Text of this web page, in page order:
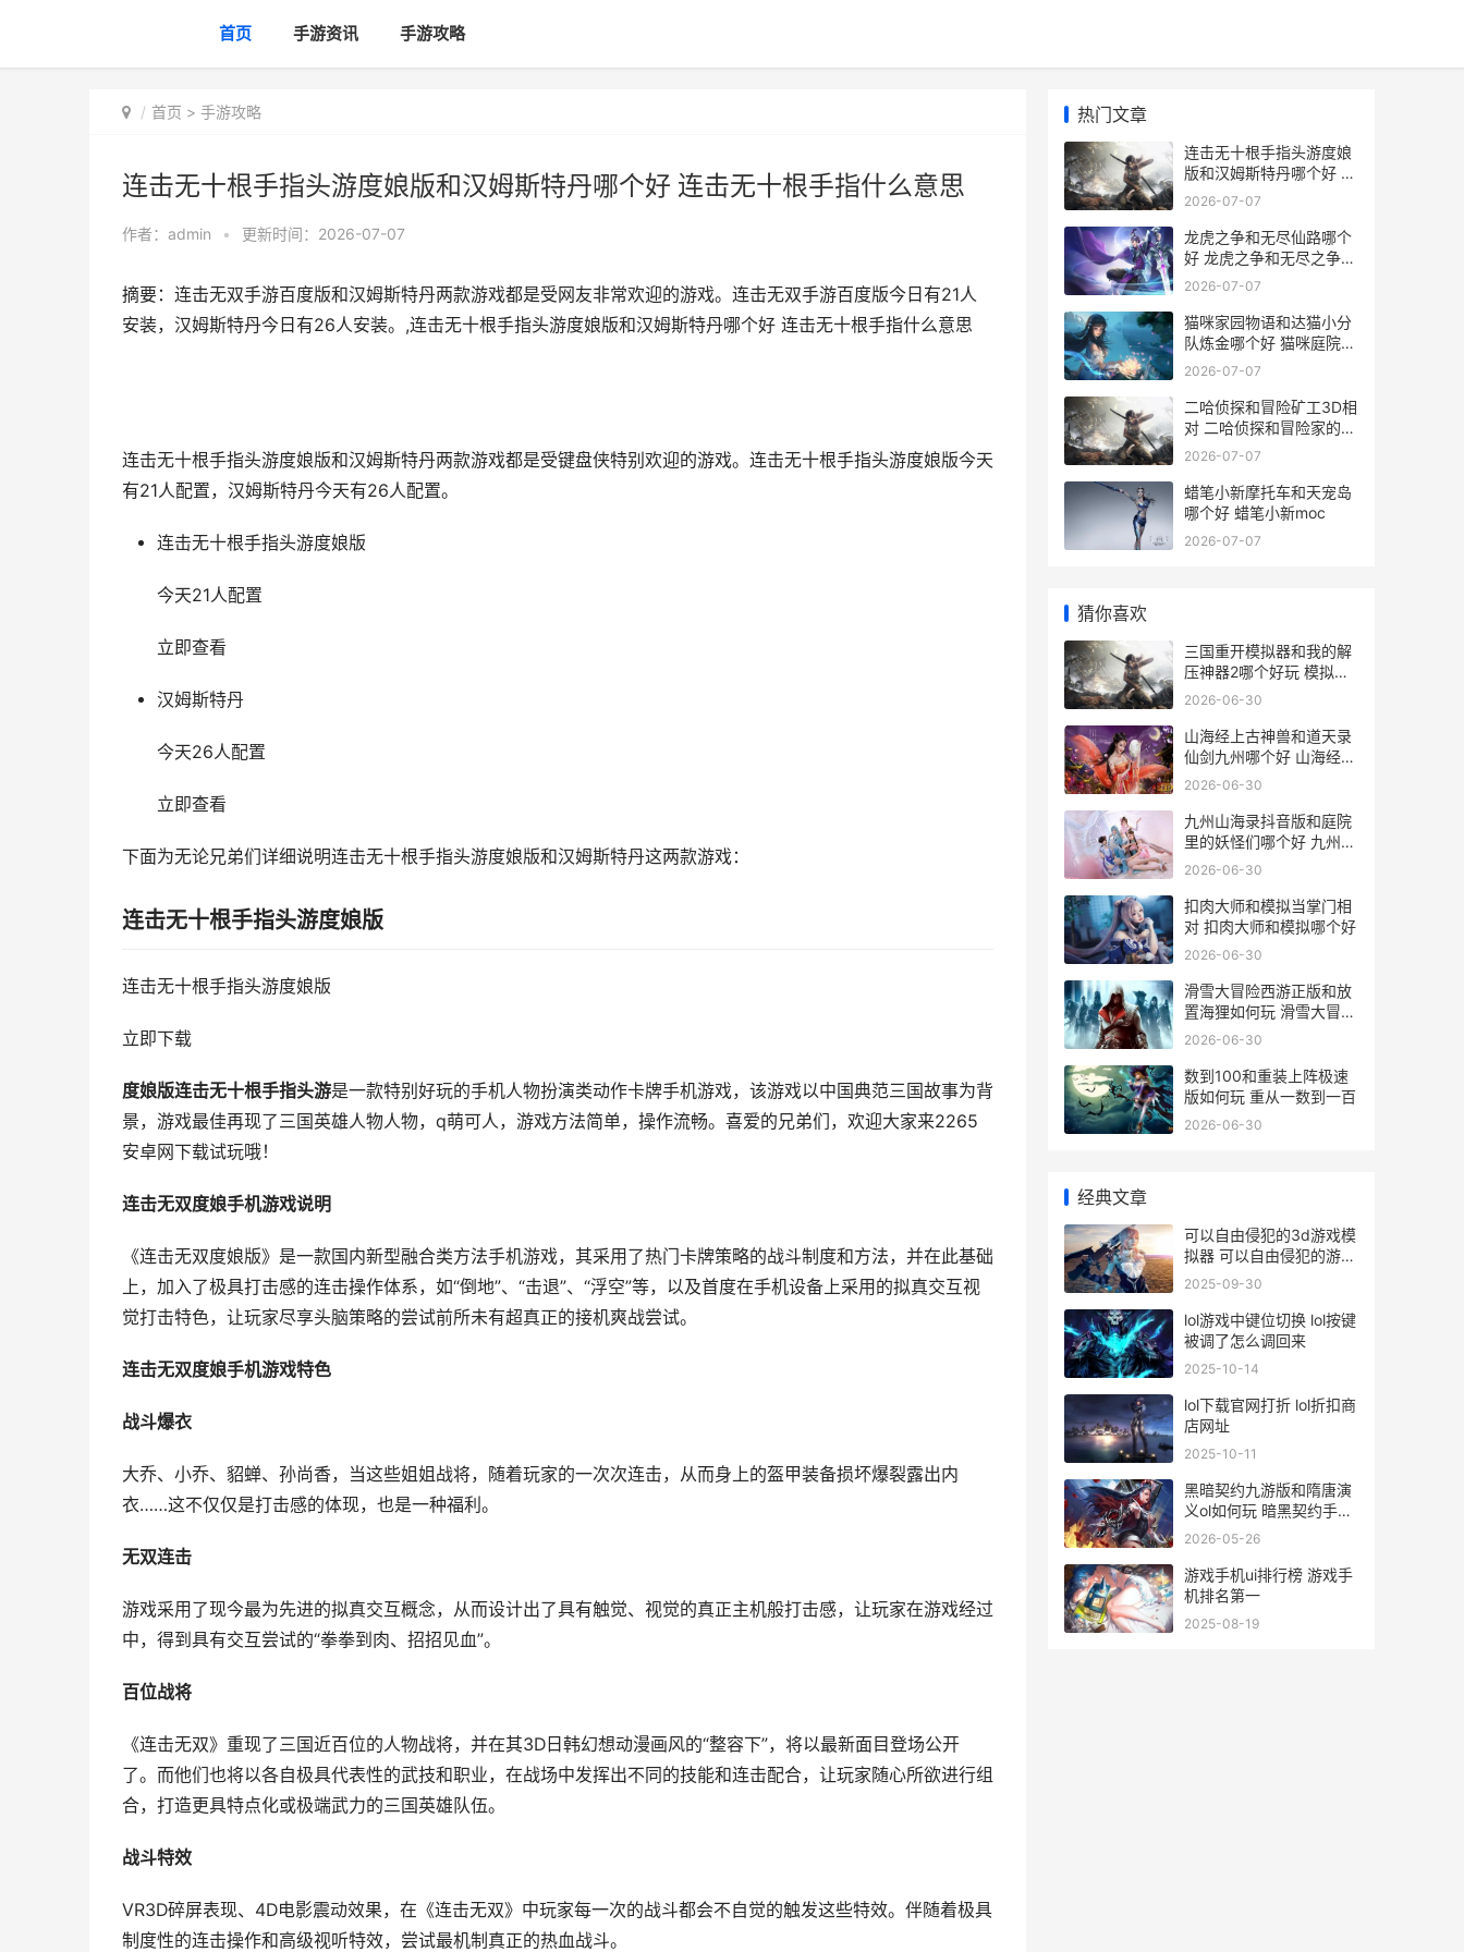
首页 手游资讯 手游攻略
首页 > 手游攻略
连击无十根手指头游度娘版和汉姆斯特丹哪个好 连击无十根手指什么意思
作者： admin • 更新时间：2026-07-07
摘要：连击无双手游百度版和汉姆斯特丹两款游戏都是受网友非常欢迎的游戏。连击无双手游百度版今日有21人
安装，汉姆斯特丹今日有26人安装。,连击无十根手指头游度娘版和汉姆斯特丹哪个好 连击无十根手指什么意思
连击无十根手指头游度娘版和汉姆斯特丹两款游戏都是受键盘侠特别欢迎的游戏。连击无十根手指头游度娘版今天
有21人配置，汉姆斯特丹今天有26人配置。
连击无十根手指头游度娘版
今天21人配置
立即查看
汉姆斯特丹
今天26人配置
立即查看
下面为无论兄弟们详细说明连击无十根手指头游度娘版和汉姆斯特丹这两款游戏：
连击无十根手指头游度娘版
连击无十根手指头游度娘版
立即下载
度娘版连击无十根手指头游是一款特别好玩的手机人物扮演类动作卡牌手机游戏，该游戏以中国典范三国故事为背
景，游戏最佳再现了三国英雄人物人物，q萌可人，游戏方法简单，操作流畅。喜爱的兄弟们，欢迎大家来2265
安卓网下载试玩哦！
连击无双度娘手机游戏说明
《连击无双度娘版》是一款国内新型融合类方法手机游戏，其采用了热门卡牌策略的战斗制度和方法，并在此基础
上，加入了极具打击感的连击操作体系，如“倒地”、“击退”、“浮空”等，以及首度在手机设备上采用的拟真交互视
觉打击特色，让玩家尽享头脑策略的尝试前所未有超真正的接机爽战尝试。
连击无双度娘手机游戏特色
战斗爆衣
大乔、小乔、貂蝉、孙尚香，当这些姐姐战将，随着玩家的一次次连击，从而身上的盔甲装备损坏爆裂露出内
衣……这不仅仅是打击感的体现，也是一种福利。
无双连击
游戏采用了现今最为先进的拟真交互概念，从而设计出了具有触觉、视觉的真正主机般打击感，让玩家在游戏经过
中，得到具有交互尝试的“拳拳到肉、招招见血”。
百位战将
《连击无双》重现了三国近百位的人物战将，并在其3D日韩幻想动漫画风的“整容下”，将以最新面目登场公开
了。而他们也将以各自极具代表性的武技和职业，在战场中发挥出不同的技能和连击配合，让玩家随心所欲进行组
合，打造更具特点化或极端武力的三国英雄队伍。
战斗特效
VR3D碎屏表现、4D电影震动效果，在《连击无双》中玩家每一次的战斗都会不自觉的触发这些特效。伴随着极具
制度性的连击操作和高级视听特效，尝试最机制真正的热血战斗。
热门文章
连击无十根手指头游度娘
版和汉姆斯特丹哪个好 连
击无十根手指什么意思
2026-07-07
龙虎之争和无尽仙路哪个
好 龙虎之争和无尽之争区
别
2026-07-07
猫咪家园物语和达猫小分
队炼金哪个好 猫咪庭院物
语攻略
2026-07-07
二哈侦探和冒险矿工3D相
对 二哈侦探和冒险家的区
别
2026-07-07
蜡笔小新摩托车和天宠岛
哪个好 蜡笔小新moc
2026-07-07
猜你喜欢
三国重开模拟器和我的解
压神器2哪个好玩 模拟器
三国
2026-06-30
山海经上古神兽和道天录
仙剑九州哪个好 山海经上
古神兽排行榜前十名
2026-06-30
九州山海录抖音版和庭院
里的妖怪们哪个好 九州山
海志
2026-06-30
扣肉大师和模拟当掌门相
对 扣肉大师和模拟哪个好
2026-06-30
滑雪大冒险西游正版和放
置海狸如何玩 滑雪大冒险
西游记无限金币
2026-06-30
数到100和重装上阵极速
版如何玩 重从一数到一百
2026-06-30
经典文章
可以自由侵犯的3d游戏模
拟器 可以自由侵犯的游戏
推荐
2025-09-30
lol游戏中键位切换 lol按键
被调了怎么调回来
2025-10-14
lol下载官网打折 lol折扣商
店网址
2025-10-11
黑暗契约九游版和隋唐演
义ol如何玩 暗黑契约手游
官网
2026-05-26
游戏手机ui排行榜 游戏手
机排名第一
2025-08-19